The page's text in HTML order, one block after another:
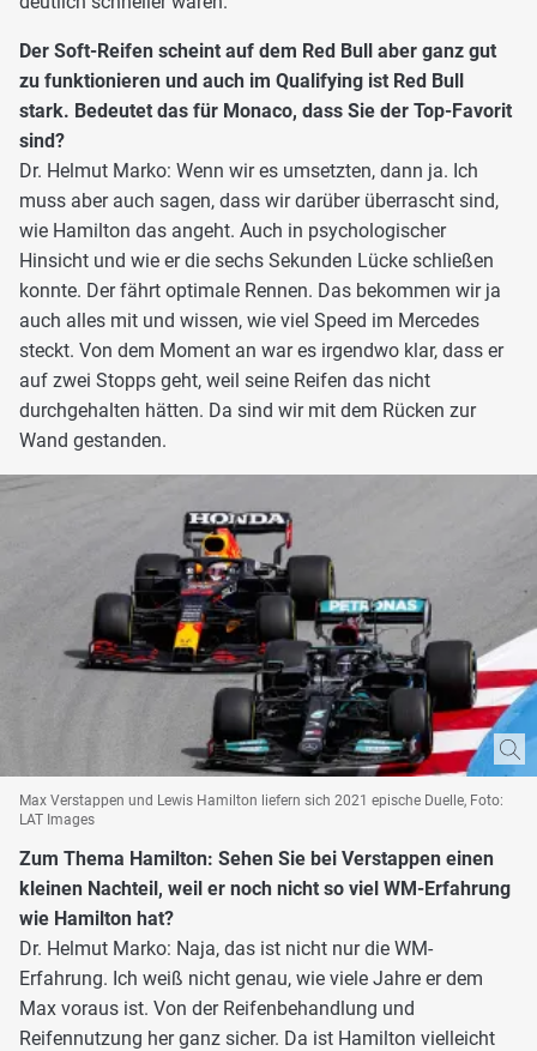
Der Soft-Reifen scheint auf dem Red Bull aber ganz gut
zu funktionieren und auch im Qualifying ist Red Bull
stark. Bedeutet das für Monaco, dass Sie der Top-Favorit
sind?
Dr. Helmut Marko: Wenn wir es umsetzten, dann ja. Ich
muss aber auch sagen, dass wir darüber überrascht sind,
wie Hamilton das angeht. Auch in psychologischer
Hinsicht und wie er die sechs Sekunden Lücke schließen
konnte. Der fährt optimale Rennen. Das bekommen wir ja
auch alles mit und wissen, wie viel Speed im Mercedes
steckt. Von dem Moment an war es irgendwo klar, dass er
auf zwei Stopps geht, weil seine Reifen das nicht
durchgehalten hätten. Da sind wir mit dem Rücken zur
Wand gestanden.
Max Verstappen und Lewis Hamilton liefern sich 2021 epische Duelle, Foto:
LAT Images
Zum Thema Hamilton: Sehen Sie bei Verstappen einen
kleinen Nachteil, weil er noch nicht so viel WM-Erfahrung
wie Hamilton hat?
Dr. Helmut Marko: Naja, das ist nicht nur die WM-
Erfahrung. Ich weiß nicht genau, wie viele Jahre er dem
Max voraus ist. Von der Reifenbehandlung und
Reifennutzung her ganz sicher. Da ist Hamilton vielleicht